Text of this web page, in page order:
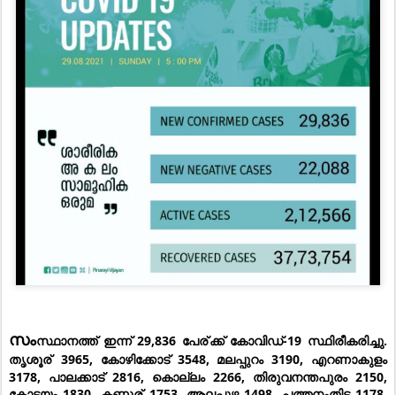
സംസ്ഥാനത്ത് ഇന്ന് 29,836 പേര്ക്ക് കോവിഡ്-19 സ്ഥിരീകരിച്ചു.
തൃശൂര് 3965, കോഴിക്കോട് 3548, മലപ്പുറം 3190, എറണാകുളം
3178, പാലക്കാട് 2816, കൊല്ലം 2266, തിരുവനന്തപുരം 2150,